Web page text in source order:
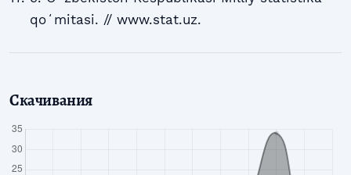
qoʻmitasi. // www.stat.uz.
Скачивания